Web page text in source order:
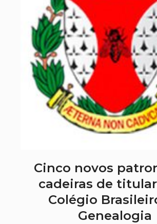
Cinco novos
cadeiras de
Colégio
Genealogia